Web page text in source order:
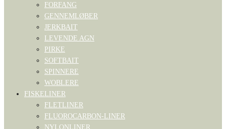
FORFANG
GENNEMLØBER
JERKBAIT
LEVENDE AGN
PIRKE
SOFTBAIT
SPINNERE
WOBLERE
FISKELINER
FLETLINER
FLUOROCARBON-LINER
NYLONLINER